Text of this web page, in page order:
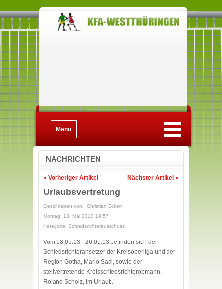
Menü
NACHRICHTEN
Nächster Artikel »
« Vorheriger Artikel
Urlaubsvertretung
Geschrieben von: Christian Eckelt
Montag, 13. Mai 2013 19:57
Kategorie: Schiedsrichterausschuss
Vom 18.05.13 - 26.05.13 befinden sich der
Schiedsrichteransetzer der Kreisoberliga und der
Region Gotha, Mario Saal, sowie der
stellvertretende Kreisschiedsrichterobmann,
Roland Scholz, im Urlaub.